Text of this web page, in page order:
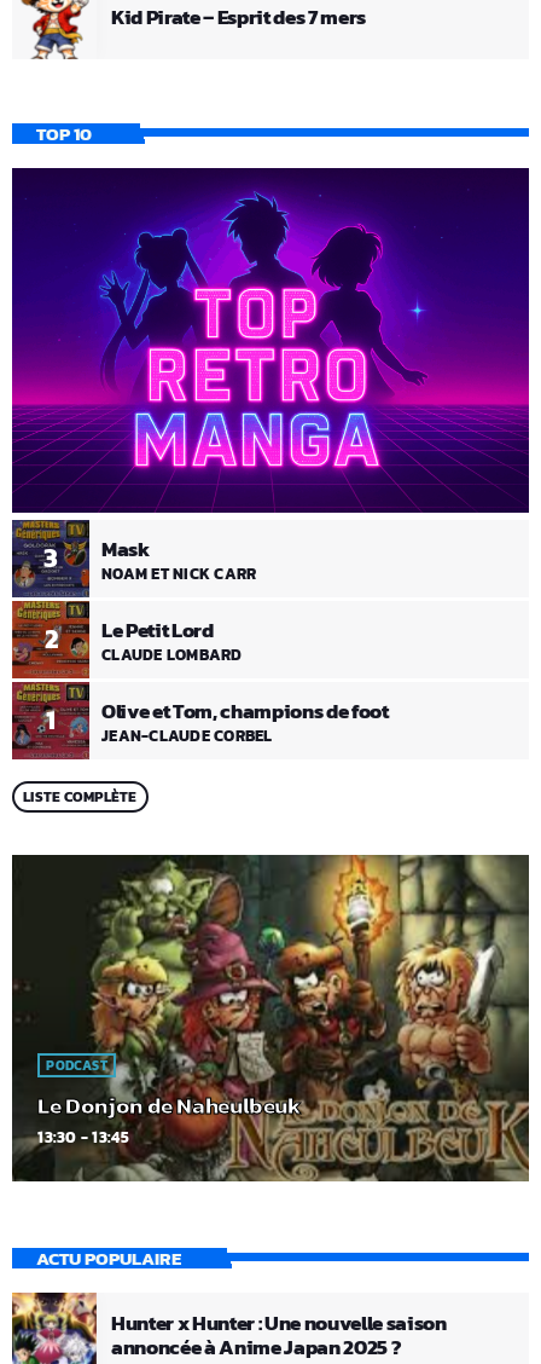
Kid Pirate – Esprit des 7 mers
TOP 10
1 Olive et Tom, champions de foot
JEAN-CLAUDE CORBEL
2 Le Petit Lord
CLAUDE LOMBARD
3 Mask
NOAM ET NICK CARR
LISTE COMPLÈTE
PODCAST
Le Donjon de Naheulbeuk
13:30 - 13:45
ACTU POPULAIRE
Hunter x Hunter : Une nouvelle saison
annoncée à Anime Japan 2025 ?